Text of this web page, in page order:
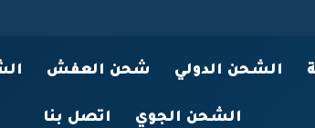
الشحن الدولي شحن العفش
الشحن الجوي اتصل بنا